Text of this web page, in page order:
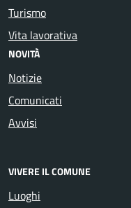
Turismo
Vita lavorativa
NOVITÀ
Notizie
Comunicati
Avvisi
VIVERE IL COMUNE
Luoghi